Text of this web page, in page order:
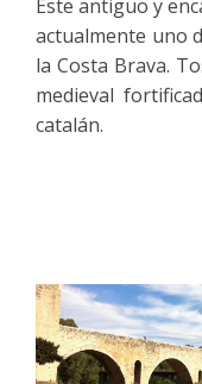
Este antiguo y
actualmente uno
la Costa Brava.
medieval
catalán.